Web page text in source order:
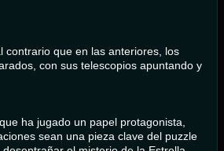
contrario que en las anteriores, los
con sus telescopios apuntando y
ha jugado un papel protagonista,
sean una pieza clave del puzzle